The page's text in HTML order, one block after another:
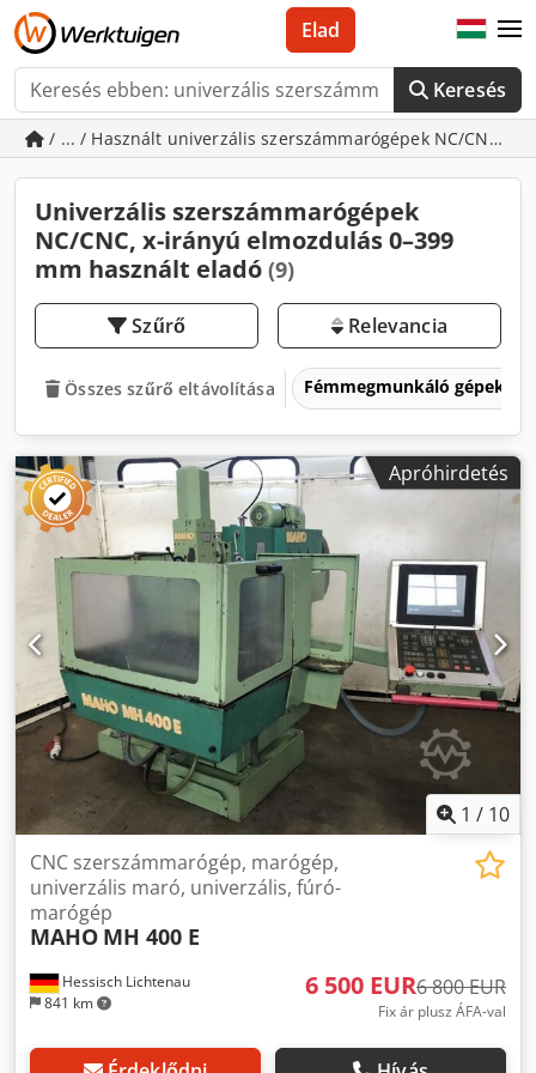
Keresés
Elad
/ ... / Használt univerzális szerszámmarógépek NC/CNC,
Univerzális szerszámmarógépek
NC/CNC, x-irányú elmozdulás 0–399
mm használt eladó (9)
Szűrő Relevancia
Összes szűrő eltávolítása Fémmegmunkáló gépek és
Apróhirdetés
1 / 10
Hessisch Lichtenau
841 km
CNC szerszámmarógép, marógép,
univerzális maró, univerzális, fúró-
marógép
MAHO MH 400 E
6 500 EUR6 800 EUR
Fix ár plusz ÁFA-val